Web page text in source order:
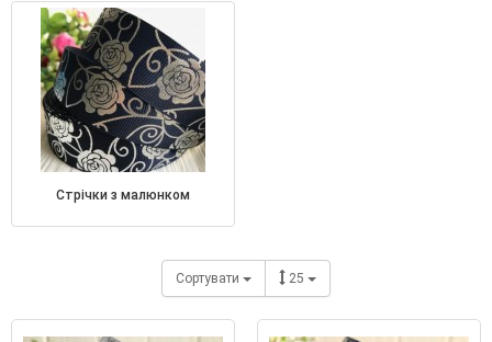
стрічки з малюнком
Сортувати 25